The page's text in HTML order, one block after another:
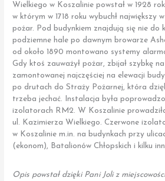
Wielkiego w Koszalinie powstał w 1928
w którym w 1718 roku wybuchł największy
pożar. Pod budynkiem znajdują się nie do
podziemne hale po dawnym browarze
od około 1890 montowano systemy
Gdy ktoś zauważył pożar, zbijał szybkę
zamontowanej najczęściej na elewacji
po drutach do Straży Pożarnej, która
trzeba jechać. Instalacja była
izolatorach RM2. W Koszalinie
ul. Kazimierza Wielkiego. Czerwone
w Koszalinie m.in. na budynkach przy
(ekonom), Batalionów Chłopskich i kilku
Opis powstał dzięki Pani Joli z